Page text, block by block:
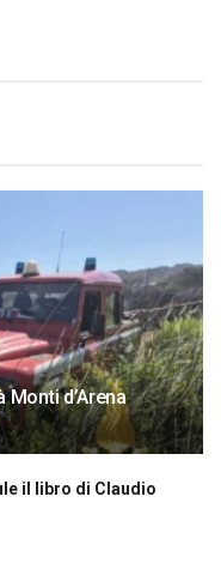
d’Arena
il libro di Claudio